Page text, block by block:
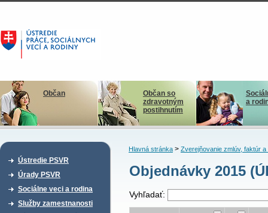
Občan
Občan so
zdravotným
postihnutím
a
Ústredie PSVR
Úrady PSVR
Sociálne veci a rodina
Služby zamestnanosti
Hlavná stránka> Zverejňovanie zmlúv, faktúr a
Objednávky 2015
Vyhľadať: